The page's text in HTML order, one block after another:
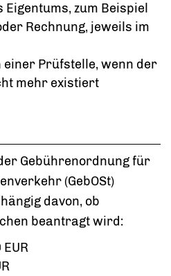
Eigentums, zum Beispiel
Rechnung, jeweils im
einer Prüfstelle, wenn der
mehr existiert
Gebührenordnung für
(GebOSt)
davon, ob
beantragt wird: